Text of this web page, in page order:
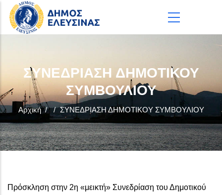
Παράκαμψη προς το κυρίως περιεχόμενο
ΣΥΝΕΔΡΙΑΣΗ ΔΗΜΟΤΙΚΟΥ
ΣΥΜΒΟΥΛΙΟΥ
Αρχική / / ΣΥΝΕΔΡΙΑΣΗ ΔΗΜΟΤΙΚΟΥ ΣΥΜΒΟΥΛΙΟΥ
Πρόσκληση στην 2η «μεικτή» Συνεδρίαση του Δημοτικού